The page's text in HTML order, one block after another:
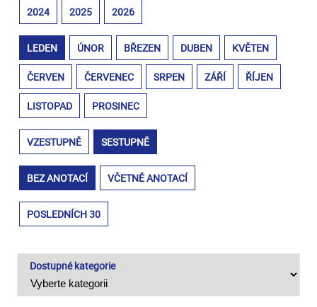
2024 2025 2026
LEDEN ÚNOR BŘEZEN DUBEN KVĚTEN
ČERVEN ČERVENEC SRPEN ZÁŘÍ ŘÍJEN
LISTOPAD PROSINEC
VZESTUPNĚ SESTUPNĚ
BEZ ANOTACÍ VČETNĚ ANOTACÍ
POSLEDNÍCH 30
Dostupné kategorie